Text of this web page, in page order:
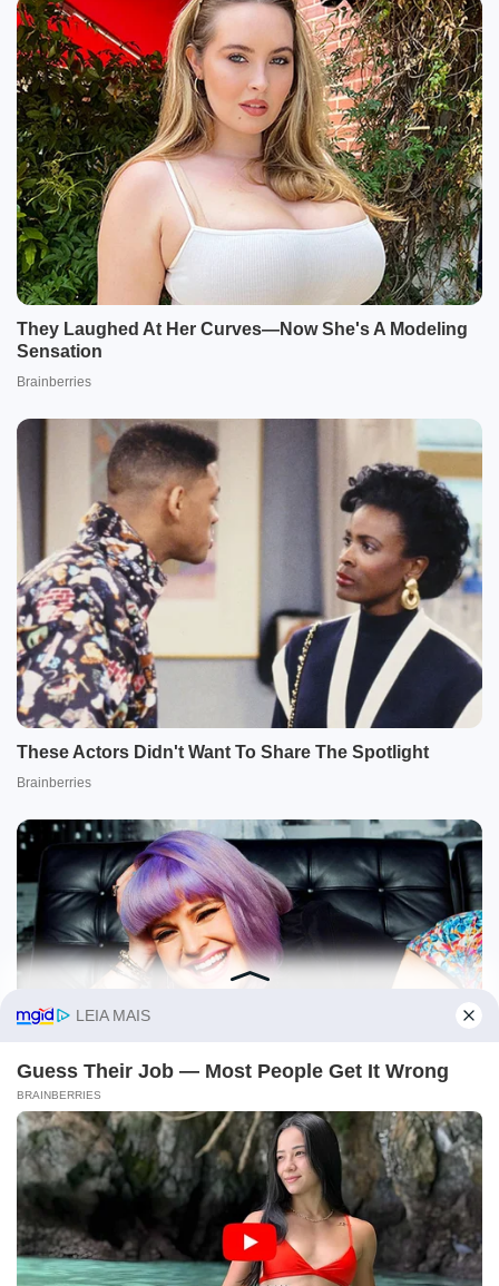
O site Campo Maior Em Foco utiliza cookies e outras
tecnologias semelhantes para recomendar conteúdo de seu
interesse. Ao prosseguir, você concorda com tal
monitoramento. Leia mais CONCORDO